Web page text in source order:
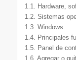
1.1. Hardware,
1.2. Sistemas
1.3. Windows.
1.4. Principales
1.5. Panel de
1.6. Agregar o